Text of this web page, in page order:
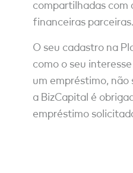
compartilhadas com
financeiras parceiras.
O seu cadastro na
como o seu
um empréstimo, não
a BizCapital é
empréstimo